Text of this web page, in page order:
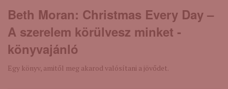
Beth Moran: Christmas ​Every Day –
A szerelem körülvesz minket -
könyvajánló
Egy könyv, amitől meg akarod valósítani a jövődet.